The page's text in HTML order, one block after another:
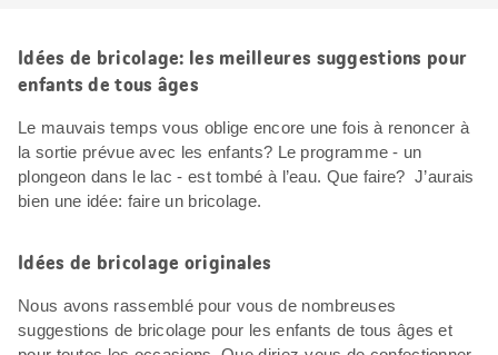
Idées de bricolage: les meilleures suggestions pour
enfants de tous âges
Le mauvais temps vous oblige encore une fois à renoncer à
la sortie prévue avec les enfants? Le programme - un
plongeon dans le lac - est tombé à l’eau. Que faire? J’aurais
bien une idée: faire un bricolage.
Idées de bricolage originales
Nous avons rassemblé pour vous de nombreuses
suggestions de bricolage pour les enfants de tous âges et